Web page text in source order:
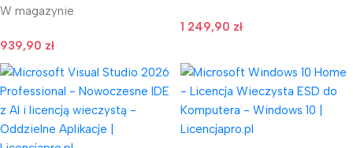
W magazynie
939,90 zł
1 249,90 zł